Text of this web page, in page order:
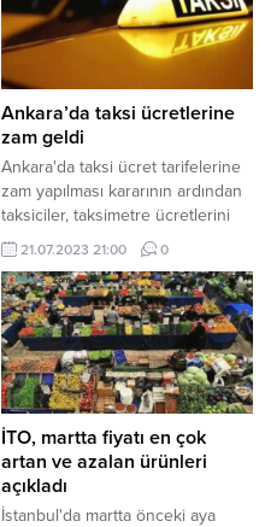
yükseldi.
Ankara’da taksi ücretlerine
zam geldi
Ankara'da taksi ücret tarifelerine
zam yapılması kararının ardından
taksiciler, taksimetre ücretlerini
güncellemek için sıraya girdi. Yeni
tarife bugünden itibaren
uygulanmaya başlandı.
21.07.2023 21:00 0
İTO, martta fiyatı en çok
artan ve azalan ürünleri
açıkladı
İstanbul'da martta önceki aya